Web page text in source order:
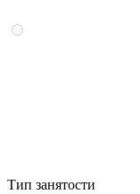
Тип занятости